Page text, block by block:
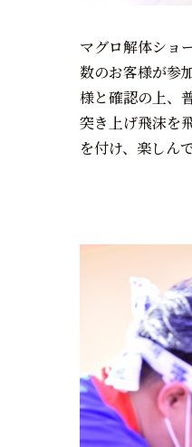
マグロ解体ショ
数のお客様が参
様と確認の上、
突き上げ飛沫を
を付け、楽しん